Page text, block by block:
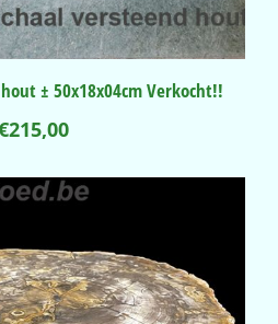
± 50x18x04cm Verkocht!!
215,00